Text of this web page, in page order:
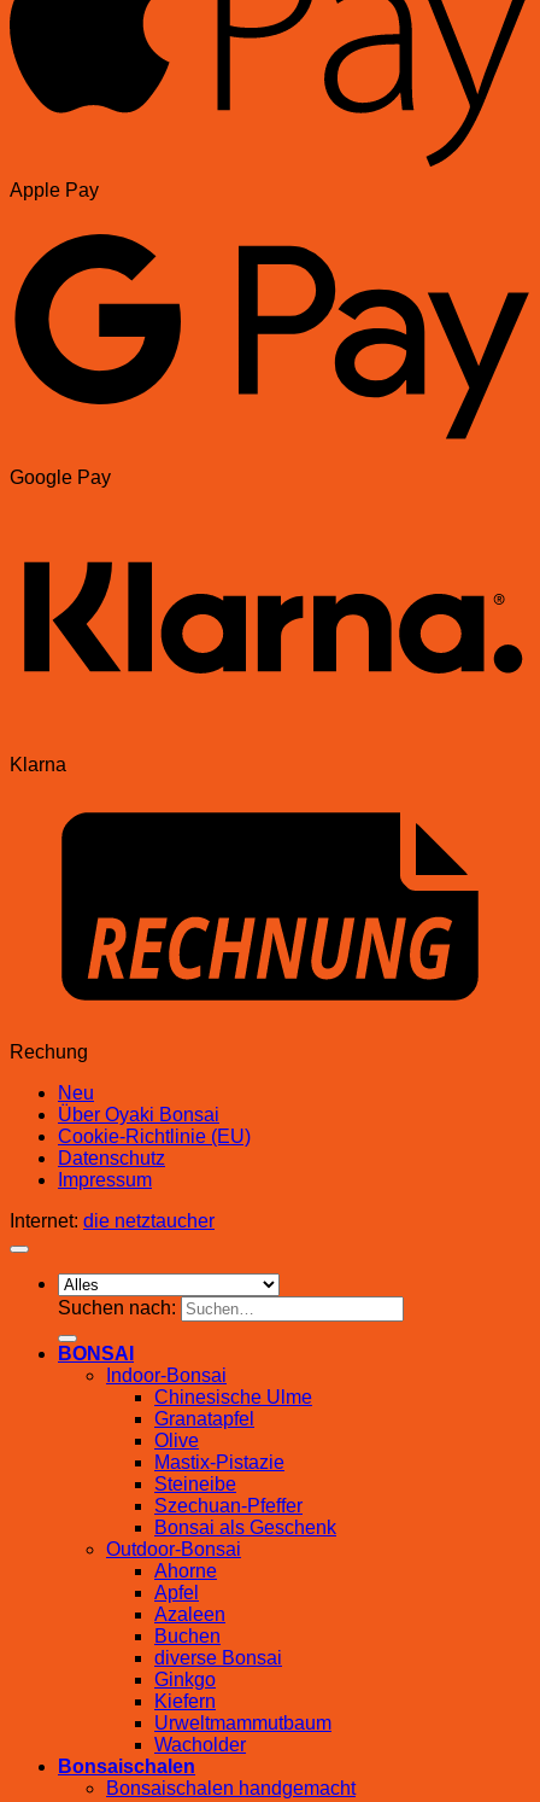
Apple Pay
Google Pay
Klarna
Rechung
Neu
Über Oyaki Bonsai
Cookie-Richtlinie (EU)
Datenschutz
Impressum
Internet: die netztaucher
Suchen nach:
BONSAI
Indoor-Bonsai
Chinesische Ulme
Granatapfel
Olive
Mastix-Pistazie
Steineibe
Szechuan-Pfeffer
Bonsai als Geschenk
Outdoor-Bonsai
Ahorne
Apfel
Azaleen
Buchen
diverse Bonsai
Ginkgo
Kiefern
Urweltmammutbaum
Wacholder
Bonsaischalen
Bonsaischalen handgemacht